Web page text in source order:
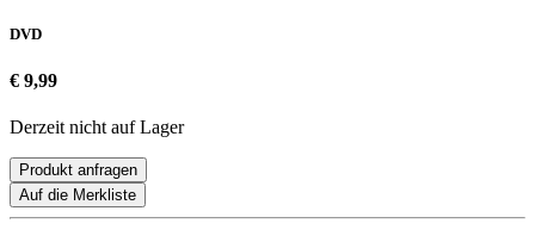
DVD
€ 9,99
Derzeit nicht auf Lager
Produkt anfragen
Auf die Merkliste